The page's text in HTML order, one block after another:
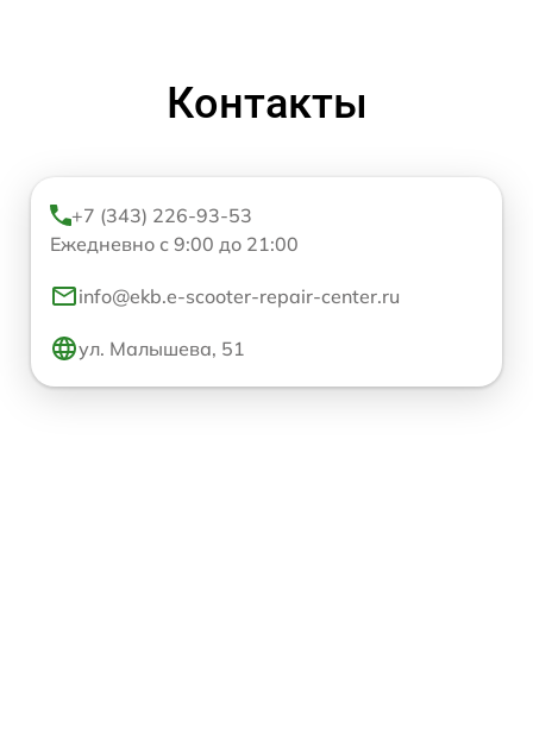
Контакты
+7 (343) 226-93-53
Ежедневно с 9:00 до 21:00
info@ekb.e-scooter-repair-center.ru
ул. Малышева, 51